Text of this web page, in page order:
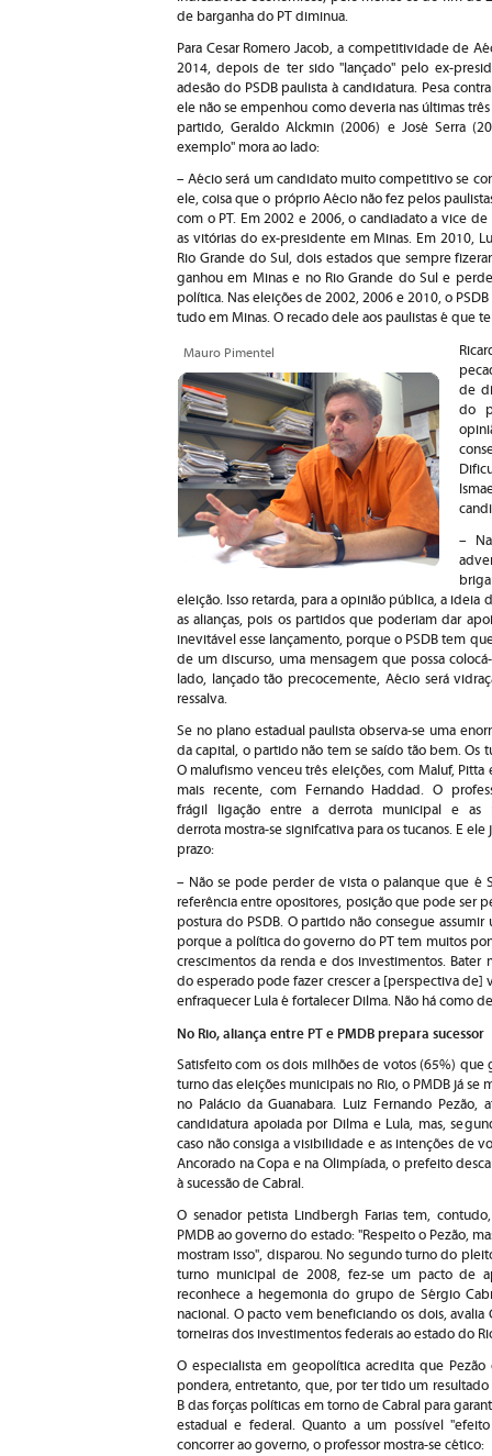
de barganha do PT diminua.
Para Cesar Romero Jacob, a competitividade de
2014, depois de ter sido "lançado" pelo ex-
adesão do PSDB paulista à candidatura. Pesa
ele não se empenhou como deveria nas últimas
partido, Geraldo Alckmin (2006) e José Serra
exemplo" mora ao lado:
– Aécio será um candidato muito competitivo se
ele, coisa que o próprio Aécio não fez pelos
com o PT. Em 2002 e 2006, o candiadato a vice
as vitórias do ex-presidente em Minas. Em 2010,
Rio Grande do Sul, dois estados que sempre
ganhou em Minas e no Rio Grande do Sul e
política. Nas eleições de 2002, 2006 e 2010, o
tudo em Minas. O recado dele aos paulistas é que
Mauro Pimentel
de
do
–
eleição. Isso retarda, para a opinião pública, a
as alianças, pois os partidos que poderiam dar
inevitável esse lançamento, porque o PSDB tem
de um discurso, uma mensagem que possa
lado, lançado tão precocemente, Aécio será
ressalva.
Se no plano estadual paulista observa-se uma
da capital, o partido não tem se saído tão bem. Os
O malufismo venceu três eleições, com Maluf, Pitta
mais recente, com Fernando Haddad. O
frágil ligação entre a derrota municipal e as
derrota mostra-se signifcativa para os tucanos. E
prazo:
– Não se pode perder de vista o palanque que é
referência entre opositores, posição que pode ser
postura do PSDB. O partido não consegue
porque a política do governo do PT tem muitos
crescimentos da renda e dos investimentos.
do esperado pode fazer crescer a [perspectiva de]
enfraquecer Lula é fortalecer Dilma. Não há como
No Rio, aliança entre PT e PMDB prepara sucessor
Satisfeito com os dois milhões de votos (65%)
turno das eleições municipais no Rio, o PMDB já se
no Palácio da Guanabara. Luiz Fernando
candidatura apoiada por Dilma e Lula, mas,
caso não consiga a visibilidade e as intenções de
Ancorado na Copa e na Olimpíada, o prefeito
à sucessão de Cabral.
O senador petista Lindbergh Farias tem,
PMDB ao governo do estado: "Respeito o Pezão,
mostram isso", disparou. No segundo turno do
turno municipal de 2008, fez-se um pacto de
reconhece a hegemonia do grupo de Sérgio
nacional. O pacto vem beneficiando os dois, avalia
torneiras dos investimentos federais ao estado do
O especialista em geopolítica acredita que
pondera, entretanto, que, por ter tido um resultado
B das forças políticas em torno de Cabral para
estadual e federal. Quanto a um possível
concorrer ao governo, o professor mostra-se cético: